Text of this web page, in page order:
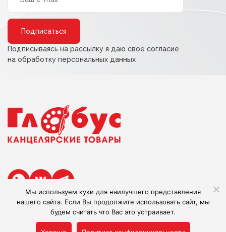
Подписываясь на рассылку я даю свое согласие
на обработку персональных данных
Сделано в Adlibis
Мы используем куки для наилучшего представления
нашего сайта. Если Вы продолжите использовать сайт, мы
будем считать что Вас это устраивает.